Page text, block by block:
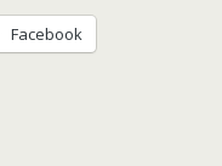
Facebook